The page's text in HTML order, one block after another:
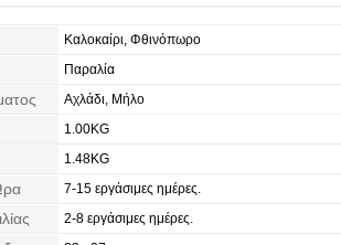
Καλοκαίρι, Φθινόπωρο
Παραλία
Αχλάδι, Μήλο
1.00KG
1.48KG
7-15 εργάσιμες ημέρες.
2-8 εργάσιμες ημέρες.